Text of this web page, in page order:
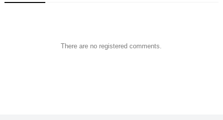
There are no registered comments.